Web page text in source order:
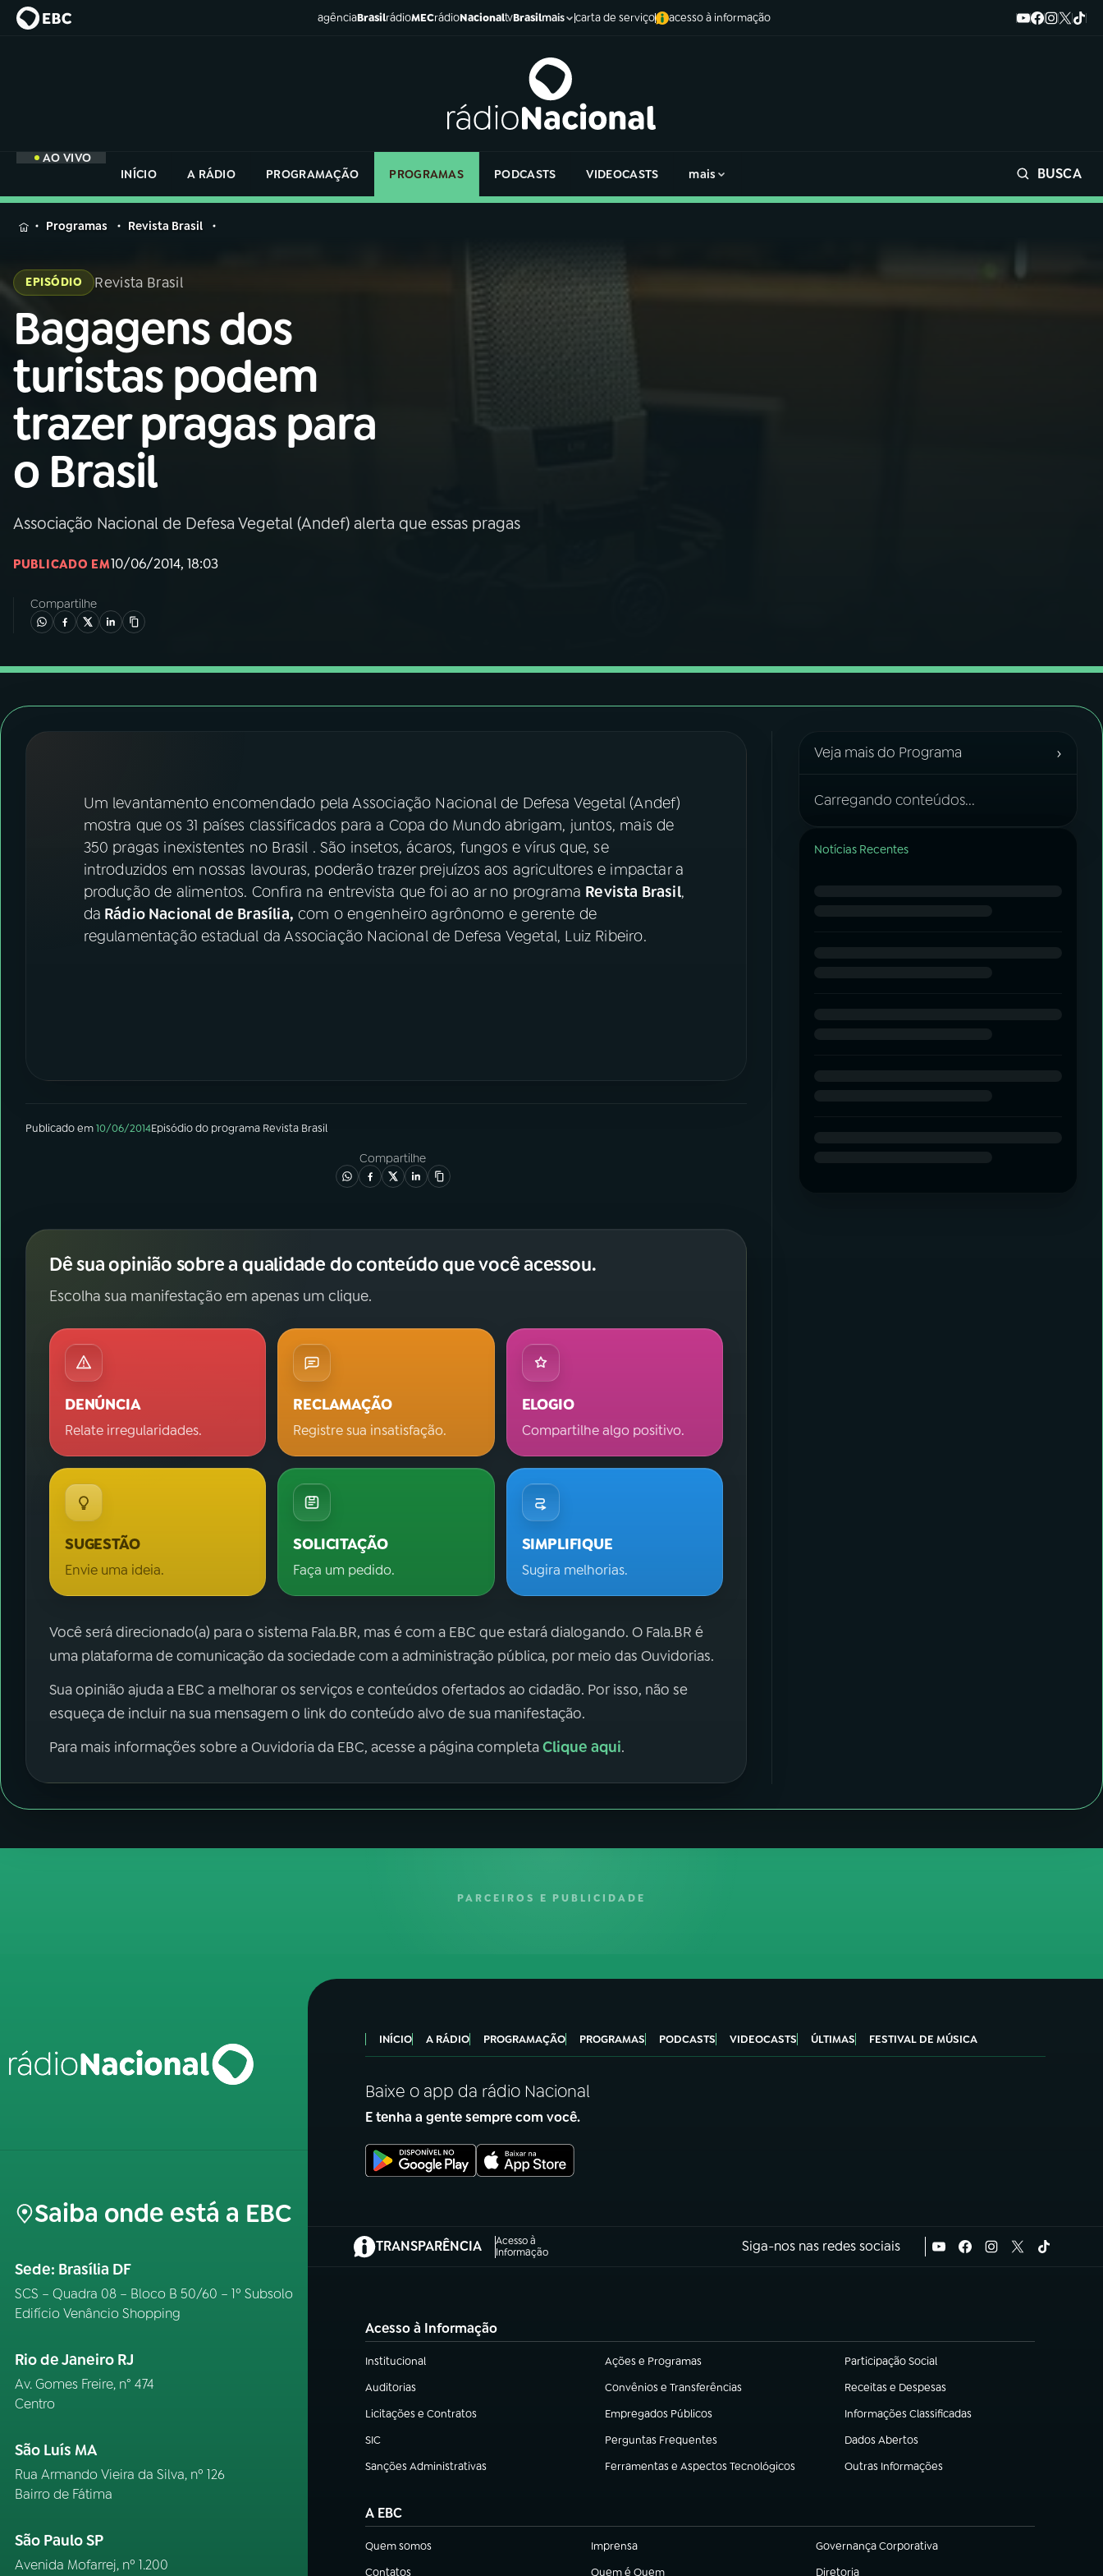
agênciaBrasilrádioMECrádioNacionaltvBrasilmais carta de serviço acesso à informação
AO VIVO
INÍCIO
A RÁDIO PROGRAMAÇÃO PROGRAMAS PODCASTS VIDEOCASTS mais BUSCA
MENU
Buscar
na
Rádio
Nacional
01INÍCIO
02A RÁDIO
03PROGRAMAÇÃO
05PODCASTS
FESTIVAL DE MÚSICA
ACOMPANHE A RÁDIO NACIONAL
Instagram X
na
Rádio
Programas Revista Brasil
EPISÓDIO Revista Brasil
Bagagens dos
turistas podem
trazer pragas para
o Brasil
Associação Nacional de Defesa Vegetal (Andef) alerta que essas pragas
PUBLICADO EM10/06/2014, 18:03
Compartilhe
Um levantamento encomendado pela Associação Nacional de Defesa Vegetal (Andef)
mostra que os 31 países classificados para a Copa do Mundo abrigam, juntos, mais de
350 pragas inexistentes no Brasil . São insetos, ácaros, fungos e vírus que, se
introduzidos em nossas lavouras, poderão trazer prejuízos aos agricultores e impactar a
produção de alimentos. Confira na entrevista que foi ao ar no programa Revista Brasil,
da Rádio Nacional de Brasília, com o engenheiro agrônomo e gerente de
regulamentação estadual da Associação Nacional de Defesa Vegetal, Luiz Ribeiro.
Publicado em10/06/2014Episódiodo programa Revista Brasil
Compartilhe
Dê sua opinião sobre a qualidade do conteúdo que você acessou.
Escolha sua manifestação em apenas um clique.
DENÚNCIA
Relate irregularidades.
RECLAMAÇÃO
Registre sua insatisfação.
ELOGIO
Compartilhe algo positivo.
SUGESTÃO
Envie uma ideia.
SOLICITAÇÃO
Faça um pedido.
SIMPLIFIQUE
Sugira melhorias.
Você será direcionado(a) para o sistema Fala.BR, mas é com a EBC que estará dialogando. O Fala.BR é
uma plataforma de comunicação da sociedade com a administração pública, por meio das Ouvidorias.
Sua opinião ajuda a EBC a melhorar os serviços e conteúdos ofertados ao cidadão. Por isso, não se
esqueça de incluir na sua mensagem o link do conteúdo alvo de sua manifestação.
Para mais informações sobre a Ouvidoria da EBC, acesse a página completaClique aqui.
Veja mais do Programa ›
Carregando conteúdos...
Notícias Recentes
PARCEIROS E PUBLICIDADE
Saiba onde está a EBC
Sede: Brasília DF
SCS – Quadra 08 – Bloco B 50/60 – 1º Subsolo
Edifício Venâncio Shopping
Rio de Janeiro RJ
Av. Gomes Freire, n° 474
Centro
São Luís MA
Rua Armando Vieira da Silva, nº 126
Bairro de Fátima
São Paulo SP
Avenida Mofarrej, nº 1.200
INÍCIO A RÁDIO PROGRAMAÇÃO PROGRAMAS PODCASTS VIDEOCASTS ÚLTIMAS FESTIVAL DE MÚSICA
Baixe o app da rádio Nacional
E tenha a gente sempre com você.
TRANSPARÊNCIA
Acesso à
Informação
(abre em nova aba) Siga-nos nas redes sociais
Acesso à Informação
Institucional
(abre em nova aba) Ações e Programas
(abre em nova aba) Participação Social
(abre em nova aba)
Auditorias
(abre em nova aba) Convênios e Transferências
(abre em nova aba) Receitas e Despesas
(abre em nova aba)
Licitações e Contratos
(abre em nova aba) Empregados Públicos
(abre em nova aba) Informações Classificadas
(abre em nova aba)
SIC
(abre em nova aba) Perguntas Frequentes
(abre em nova aba) Dados Abertos
(abre em nova aba)
Sanções Administrativas
(abre em nova aba) Ferramentas e Aspectos Tecnológicos
(abre em nova aba) Outras Informações
(abre em nova aba)
A EBC
Quem somos
(abre em nova aba) Imprensa
(abre em nova aba) Governança Corporativa
(abre em nova aba)
Contatos
Quem é Quem Diretoria